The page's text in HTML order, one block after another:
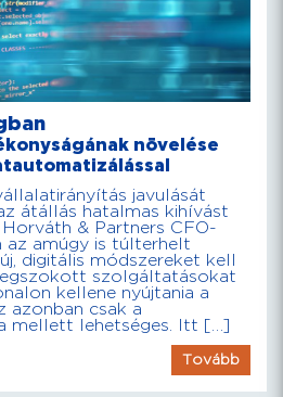
növelése
javulását
átállás hatalmas kihívást
& Partners CFO-
az amúgy is túlterhelt
digitális módszereket kell
szolgáltatásokat
kellene nyújtania a
azonban csak a
mellett lehetséges. Itt […]
Tovább